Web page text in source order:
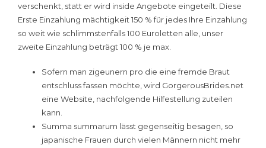
verschenkt, statt er wird inside Angebote eingeteilt. Diese
Erste Einzahlung mächtigkeit 150 % für jedes Ihre Einzahlung
so weit wie schlimmstenfalls 100 Euroletten alle, unser
zweite Einzahlung beträgt 100 % je max.
Sofern man zigeunern pro die eine fremde Braut
entschluss fassen möchte, wird GorgerousBrides.net
eine Website, nachfolgende Hilfestellung zuteilen
kann.
Summa summarum lässt gegenseitig besagen, so
japanische Frauen durch vielen Männern nicht mehr